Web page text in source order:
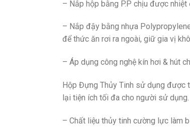
– Nắp hộp bằng P.P chịu được nhiệt
– Nắp đậy bằng nhựa
để thức ăn rơi ra ngoài, giữ gia vị
– Áp dụng công nghệ kín hơi & hút
Hộp Đựng Thủy Tinh sử dụng được
lại tiện ích tối đa cho người sử dụng.
– Chất liệu thủy tinh cường lực làm